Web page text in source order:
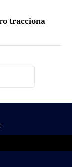
tracciona